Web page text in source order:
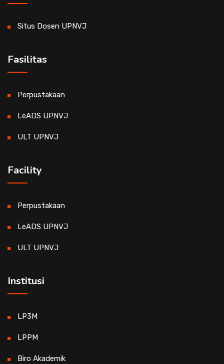
Situs Dosen UPNVJ
Fasilitas
Perpustakaan
LeADS UPNVJ
ULT UPNVJ
Facility
Perpustakaan
LeADS UPNVJ
ULT UPNVJ
Institusi
LP3M
LPPM
Biro Akademik